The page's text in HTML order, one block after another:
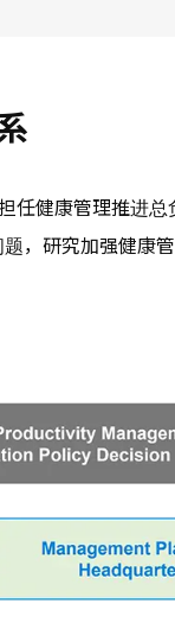
任健康管理推进
，研究加强健康